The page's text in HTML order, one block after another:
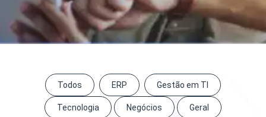
Todos ERP Gestão em TI
Tecnologia Negócios Geral